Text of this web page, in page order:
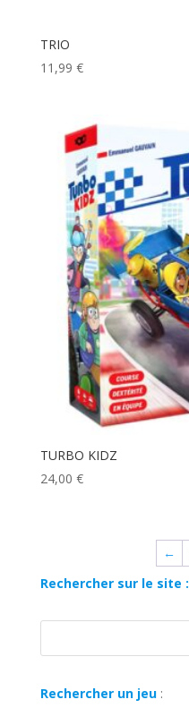
TRIO
11,99 €
TURBO KIDZ
24,00 €
←
Rechercher sur le site :
Rechercher un jeu: